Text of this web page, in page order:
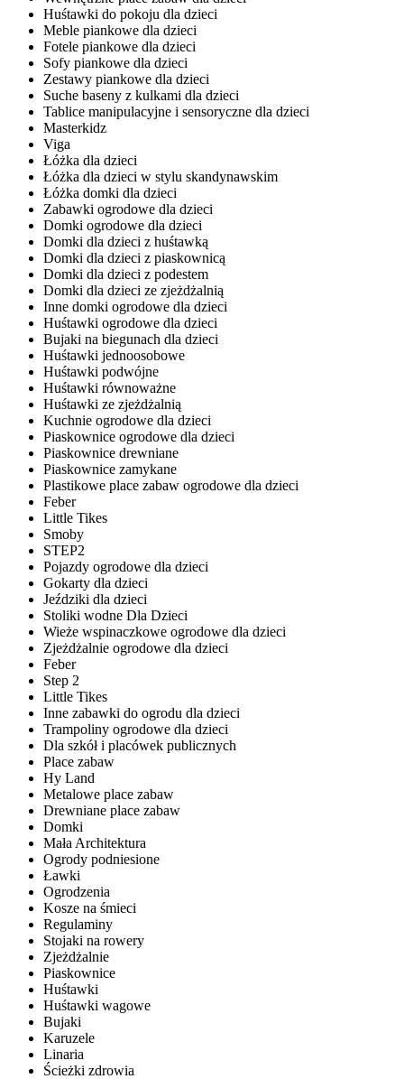
Huśtawki do pokoju dla dzieci
Meble piankowe dla dzieci
Fotele piankowe dla dzieci
Sofy piankowe dla dzieci
Zestawy piankowe dla dzieci
Suche baseny z kulkami dla dzieci
Tablice manipulacyjne i sensoryczne dla dzieci
Masterkidz
Viga
Łóżka dla dzieci
Łóżka dla dzieci w stylu skandynawskim
Łóżka domki dla dzieci
Zabawki ogrodowe dla dzieci
Domki ogrodowe dla dzieci
Domki dla dzieci z huśtawką
Domki dla dzieci z piaskownicą
Domki dla dzieci z podestem
Domki dla dzieci ze zjeżdżalnią
Inne domki ogrodowe dla dzieci
Huśtawki ogrodowe dla dzieci
Bujaki na biegunach dla dzieci
Huśtawki jednoosobowe
Huśtawki podwójne
Huśtawki równoważne
Huśtawki ze zjeżdżalnią
Kuchnie ogrodowe dla dzieci
Piaskownice ogrodowe dla dzieci
Piaskownice drewniane
Piaskownice zamykane
Plastikowe place zabaw ogrodowe dla dzieci
Feber
Little Tikes
Smoby
STEP2
Pojazdy ogrodowe dla dzieci
Gokarty dla dzieci
Jeździki dla dzieci
Stoliki wodne Dla Dzieci
Wieże wspinaczkowe ogrodowe dla dzieci
Zjeżdżalnie ogrodowe dla dzieci
Feber
Step 2
Little Tikes
Inne zabawki do ogrodu dla dzieci
Trampoliny ogrodowe dla dzieci
Dla szkół i placówek publicznych
Place zabaw
Hy Land
Metalowe place zabaw
Drewniane place zabaw
Domki
Mała Architektura
Ogrody podniesione
Ławki
Ogrodzenia
Kosze na śmieci
Regulaminy
Stojaki na rowery
Zjeżdżalnie
Piaskownice
Huśtawki
Huśtawki wagowe
Bujaki
Karuzele
Linaria
Ścieżki zdrowia